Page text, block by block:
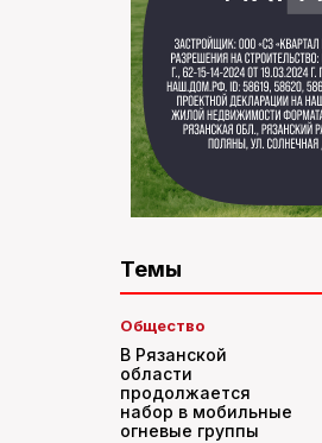
Темы
Общество
В Рязанской
области
продолжается
набор в мобильные
огневые группы